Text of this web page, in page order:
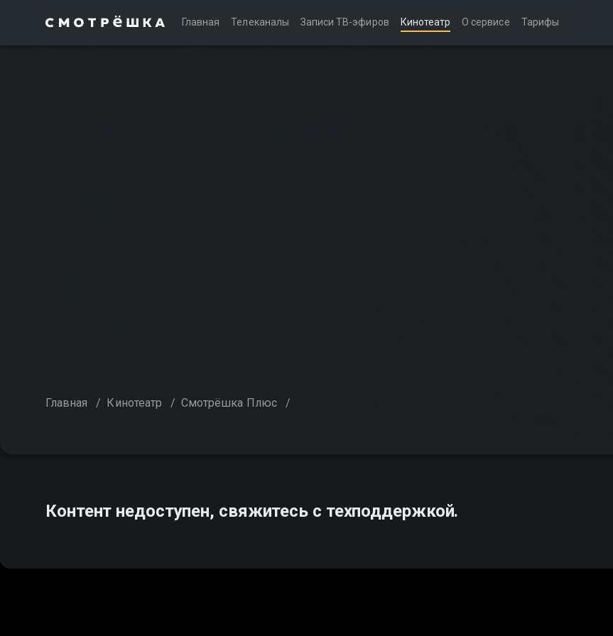
Главная Телеканалы Записи ТВ-эфиров Кинотеатр О сервисе Тарифы
Главная / Кинотеатр / Смотрёшка Плюс /
Контент недоступен, свяжитесь с техподдержкой.